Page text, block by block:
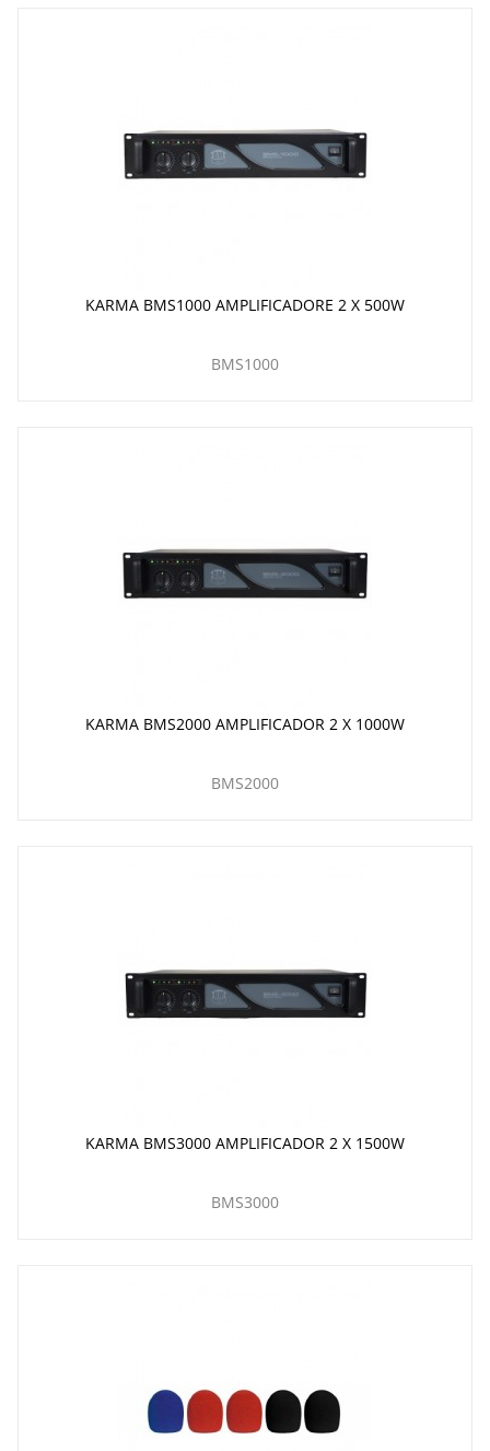
KARMA BMS1000 AMPLIFICADORE 2 X 500W
BMS1000
KARMA BMS2000 AMPLIFICADOR 2 X 1000W
BMS2000
KARMA BMS3000 AMPLIFICADOR 2 X 1500W
BMS3000